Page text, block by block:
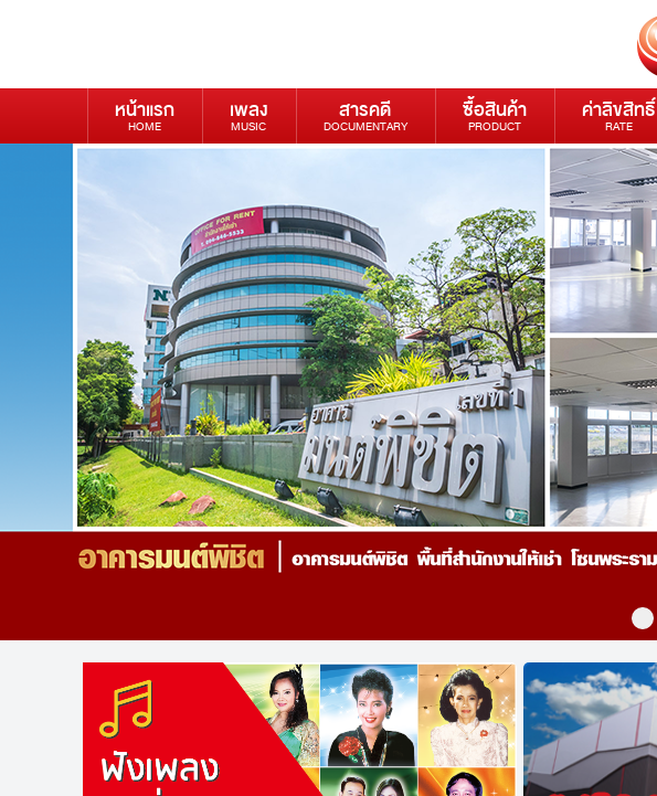
หน้าแรก
HOME
เพลง
MUSIC
สารคดี
DOCUMENTARY
ซื้อสินค้า
PRODUCT
ค่าลิขสิทธิ์
RATE